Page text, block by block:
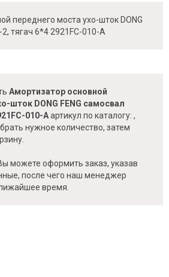
переднего моста ухо-шток DONG
2, тягач 6*4 2921FC-010-A
Амортизатор основной
шток DONG FENG самосвал
010-Aартикул по каталогу: ,
нужное количество, затем
можете оформить заказ, указав
после чего наш менеджер
время.